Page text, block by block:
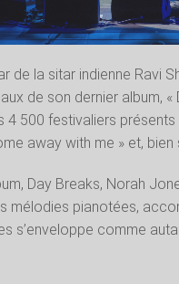
de la sitar indienne Ravi
de son dernier album,
4 500 festivaliers
away with me » et, bien
Day Breaks, Norah
mélodies pianotées,
s’enveloppe comme